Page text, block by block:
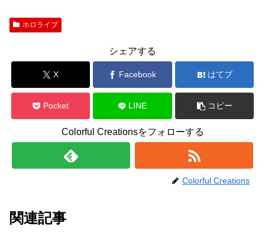
ホロライブ
シェアする
X Facebook はてブ
Pocket LINE コピー
Colorful Creationsをフォローする
Colorful Creations
関連記事